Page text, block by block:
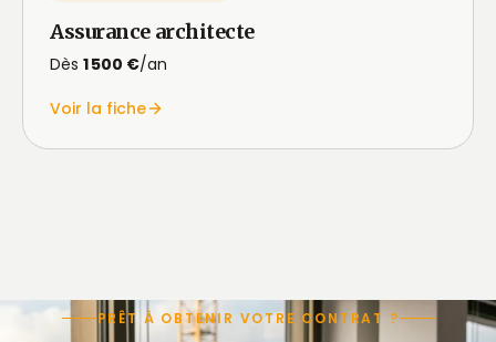
Assurance architecte
Dès 1 500 €/an
Voir la fiche
PRÊT À OBTENIR VOTRE CONTRAT ?